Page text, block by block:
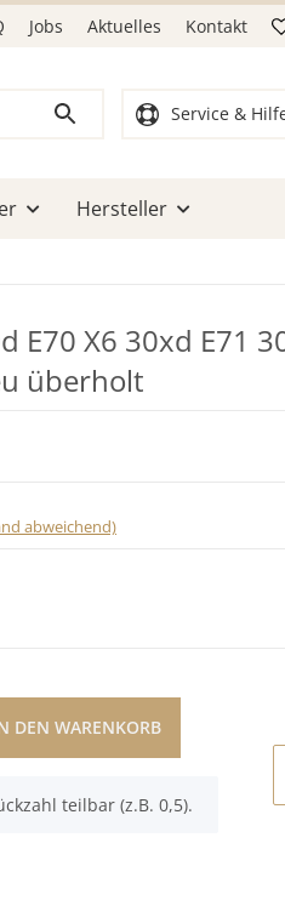
Jobs Aktuelles Kontakt
Service &
Hersteller
E70 X6 30xd E71
überholt
abweichend)
DEN WARENKORB
teilbar (z.B. 0,5).